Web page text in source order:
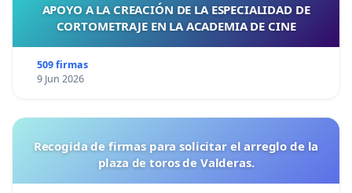
APOYO A LA CREACIÓN DE LA ESPECIALIDAD DE
CORTOMETRAJE EN LA ACADEMIA DE CINE
509 firmas
9 Jun 2026
Recogida de firmas para solicitar el arreglo de la
plaza de toros de Valderas.